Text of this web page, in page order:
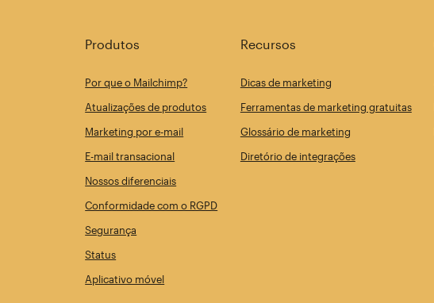
Produtos
Por que o Mailchimp?
Atualizações de produtos
Marketing por e-mail
E-mail transacional
Nossos diferenciais
Conformidade com o RGPD
Segurança
Status
Aplicativo móvel
Recursos
Dicas de marketing
Ferramentas de marketing gratuitas
Glossário de marketing
Diretório de integrações